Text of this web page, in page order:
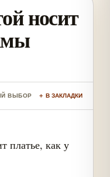
носит
ВЫБОР ＋ В ЗАКЛАДКИ